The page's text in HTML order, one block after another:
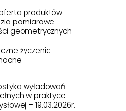
produktów –
pomiarowe
geometrycznych
życzenia
wyładowań
w praktyce
– 19.03.2026r.